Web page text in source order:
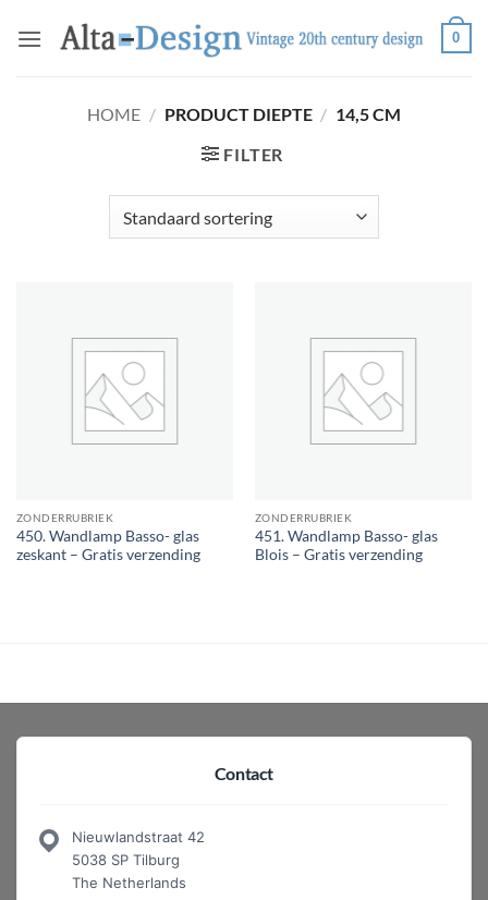
naar
0
HOME / PRODUCT DIEPTE / 14,5 CM
FILTER
ZONDERRUBRIEK
450. Wandlamp Basso- glas
zeskant – Gratis verzending
ZONDERRUBRIEK
451. Wandlamp Basso- glas
Blois – Gratis verzending
Contact
Nieuwlandstraat 42
5038 SP Tilburg
The Netherlands